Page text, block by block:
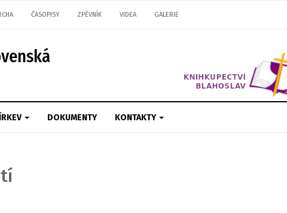
ČASOPISY ZPĚVNÍK VIDEA GALERIE
DOKUMENTY KONTAKTY